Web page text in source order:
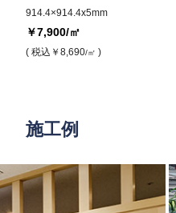
914.4×914.4x5mm
￥7,900/㎡
( 税込 ￥8,690/㎡ )
施工例